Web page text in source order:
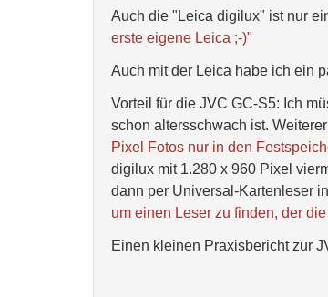
Auch die "Leica digilux" ist nur
erste eigene Leica ;-)"
Auch mit der Leica habe ich ein
Vorteil für die JVC GC-S5: Ich
schon altersschwach ist.
Pixel Fotos nur in den
digilux mit 1.280 x 960 Pixel
dann per Universal-Kartenleser
um einen Leser zu finden, der
Einen kleinen Praxisbericht zur